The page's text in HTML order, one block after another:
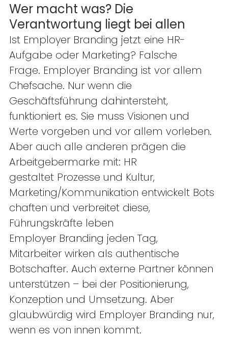
Wer macht was? Die
Verantwortung liegt bei allen
Ist Employer Branding jetzt eine HR-
Aufgabe oder Marketing? Falsche
Frage. Employer Branding ist vor allem
Chefsache. Nur wenn die
Geschäftsführung dahintersteht,
funktioniert es. Sie muss Visionen und
Werte vorgeben und vor allem vorleben.
Aber auch alle anderen prägen die
Arbeitgebermarke mit: HR
gestaltet Prozesse und Kultur,
Marketing/Kommunikation entwickelt Bots
chaften und verbreitet diese,
Führungskräfte leben
Employer Branding jeden Tag,
Mitarbeiter wirken als authentische
Botschafter. Auch externe Partner können
unterstützen – bei der Positionierung,
Konzeption und Umsetzung. Aber
glaubwürdig wird Employer Branding nur,
wenn es von innen kommt.